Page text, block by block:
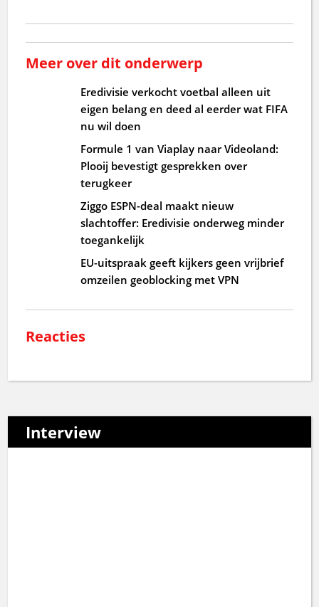
Meer over dit onderwerp
Eredivisie verkocht voetbal alleen uit
eigen belang en deed al eerder wat FIFA
nu wil doen
Formule 1 van Viaplay naar Videoland:
Plooij bevestigt gesprekken over
terugkeer
Ziggo ESPN-deal maakt nieuw
slachtoffer: Eredivisie onderweg minder
toegankelijk
EU-uitspraak geeft kijkers geen vrijbrief
omzeilen geoblocking met VPN
Reacties
Interview